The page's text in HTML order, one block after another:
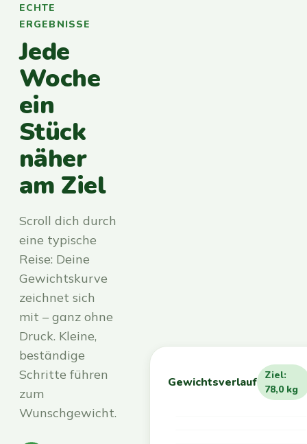
ECHTE
ERGEBNISSE
Jede
Woche
ein
Stück
näher
am Ziel
Scroll dich durch
eine typische
Reise: Deine
Gewichtskurve
zeichnet sich
mit – ganz ohne
Druck. Kleine,
beständige
Schritte führen
zum
Wunschgewicht.
Gewichtsverlauf
Ziel:
78,0 kg